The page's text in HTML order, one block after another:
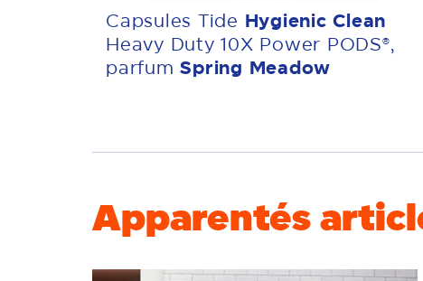
Capsules Tide Hygienic Clean
Heavy Duty 10X Power PODS®,
parfumSpring Meadow
Apparentés